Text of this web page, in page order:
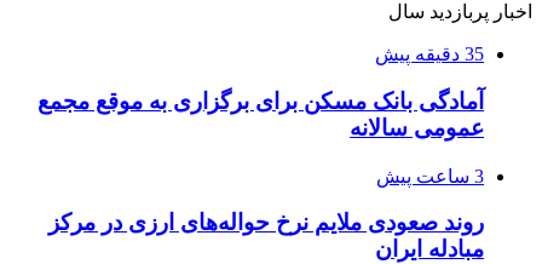
اخبار پربازدید سال
35 دقیقه پیش
آمادگی بانک مسکن برای برگزاری به موقع مجمع
عمومی سالانه
3 ساعت پیش
روند صعودی ملایم نرخ حواله‌های ارزی در مرکز
مبادله ایران